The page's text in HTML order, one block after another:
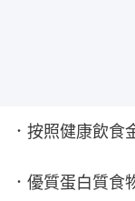
．按照健康飲食
．優質蛋白質食